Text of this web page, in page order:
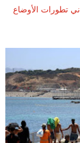
تطورات الأوضاع